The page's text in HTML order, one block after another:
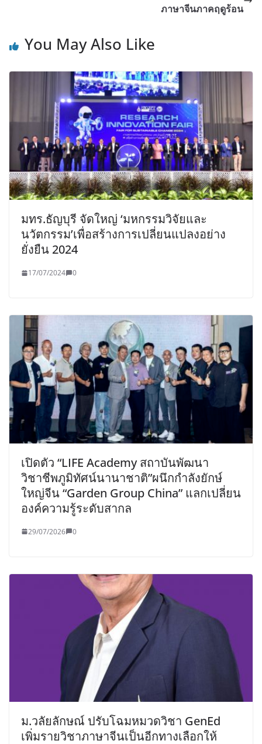
ภาษาจีนภาคฤดูร้อน
You May Also Like
มทร.ธัญบุรี จัดใหญ่ ‘มหกรรมวิจัยและ
นวัตกรรม’เพื่อสร้างการเปลี่ยนแปลงอย่าง
ยั่งยืน 2024
17/07/2024 0
เปิด​ตัว​ “LIFE Academy สถาบันพัฒนา
วิชาชีพภูมิทัศน์นานาชาติ”ผนึกกำลังยักษ์
ใหญ่จีน “Garden Group China” แลกเปลี่ยน
องค์ความรู้ระดับสากล
29/07/2026 0
ม.วลัยลักษณ์ ปรับโฉมหมวดวิชา GenEd
เพิ่มรายวิชาภาษาจีนเป็นอีกทางเลือกให้